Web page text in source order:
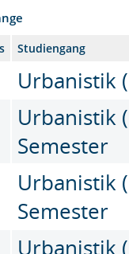
Studiengang
Urbanistik
Urbanistik
Semester
Urbanistik
Semester
Urbanistik